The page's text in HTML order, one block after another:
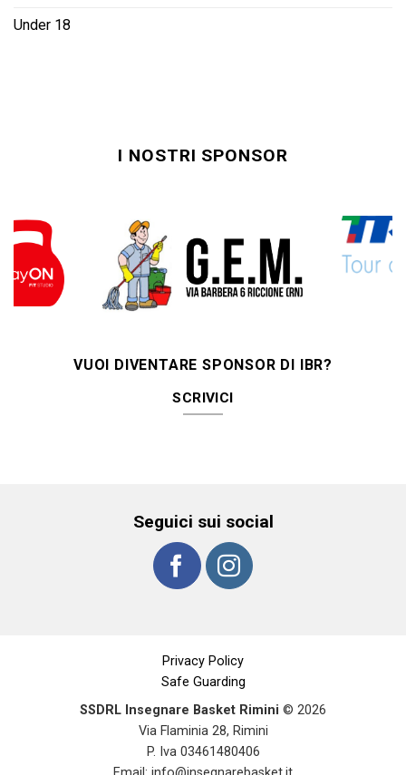
Under 18
I NOSTRI SPONSOR
VUOI DIVENTARE SPONSOR DI IBR?
SCRIVICI
Seguici sui social
Privacy Policy
Safe Guarding
SSDRL Insegnare Basket Rimini © 2026
Via Flaminia 28, Rimini
P. Iva 03461480406